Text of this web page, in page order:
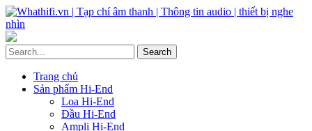
Trang chủ
Sản phẩm Hi-End
Loa Hi-End
Đầu Hi-End
Ampli Hi-End